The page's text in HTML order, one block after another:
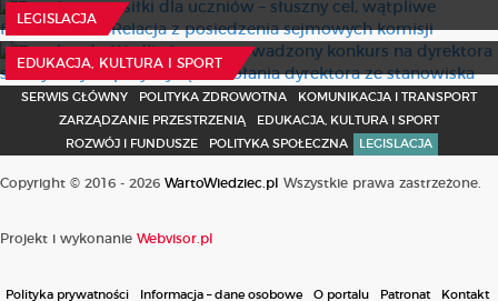
LEGISLACJA
31 Lipca 2026
EDUKACJA, KULTURA I SPORT
dyrektora szkoły nie jest przyczyną odwołania dyrektora
ze stanowiska
30 Lipca 2026
SERWIS GŁÓWNY POLITYKA ZDROWOTNA
KOMUNIKACJA I TRANSPORT
ZARZĄDZANIE PRZESTRZENIĄ
EDUKACJA, KULTURA I SPORT
ROZWÓJ I FUNDUSZE
POLITYKA SPOŁECZNA LEGISLACJA
Copyright © 2016 - 2026 WartoWiedziec.pl Wszystkie prawa zastrzeżone.
Projekt i wykonanie Webvisor.pl
Polityka prywatności Informacja – dane osobowe O portalu Patronat Kontakt